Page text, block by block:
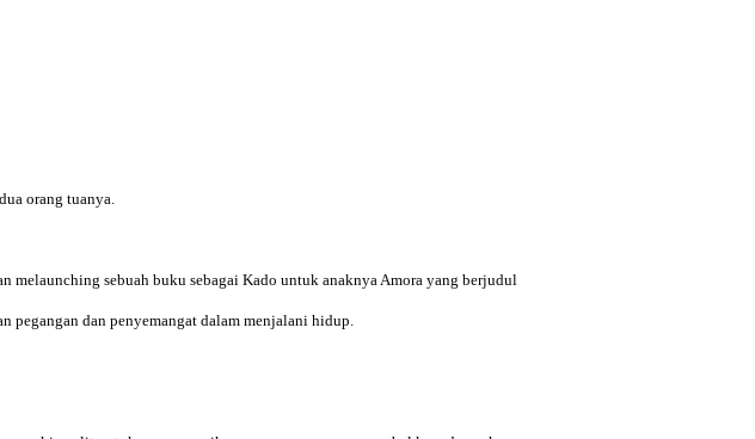
orang tuanya.
melaunching sebuah buku sebagai Kado untuk anaknya Amora yang berjudul
dan penyemangat dalam menjalani hidup.